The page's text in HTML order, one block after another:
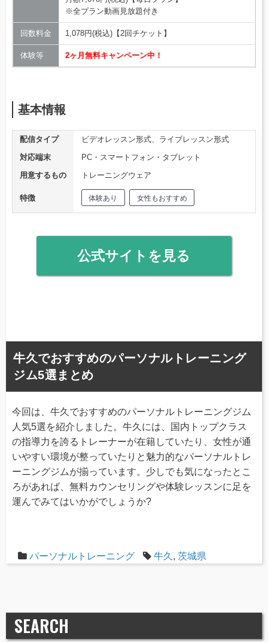
※全プラン動画見放題付き
回数料金 1,078円(税込)【2回チケット】
体験等 2ヶ月無料キャンペーン中！
基本情報
配信タイプ
ビデオレッスン形式、ライブレッスン形式
対応端末
PC・スマートフォン・タブレット
用意するもの
トレーニングウェア
特徴 体験あり 女性もおすすめ
公式サイトを見る
牛久でおすすめのパーソナルトレーニング
ジム5選まとめ
今回は、牛久でおすすめのパーソナルトレーニングジム
人気5選を紹介しました。牛久には、国内トップクラス
の指導力を誇るトレーナーが在籍していたり、女性が通
いやすい環境が整っていたりと魅力的なパーソナルトレ
ーニングジムが揃っています。少しでも気になったとこ
ろがあれば、無料カウンセリングや体験レッスンに足を
運んでみてはいかがでしょうか?
パーソナルトレーニング 牛久 , 茨城県
SEARCH